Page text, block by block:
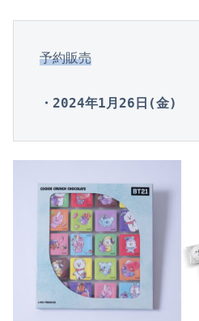
予約販売
・2024年1月26日(金)